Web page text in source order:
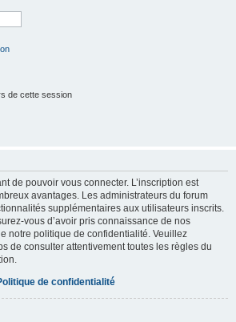
de cette session
de pouvoir vous connecter. L’inscription est
avantages. Les administrateurs du forum
supplémentaires aux utilisateurs inscrits.
vous d’avoir pris connaissance de nos
notre politique de confidentialité. Veuillez
de consulter attentivement toutes les règles du
de confidentialité